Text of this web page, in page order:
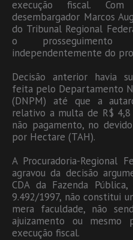
execução fiscal.
desembargador Marcos
do Tribunal Regional
o
independentemente do
Decisão anterior havia
feita pelo Departamento
(DNPM) até que a
relativo a multa de R$
não pagamento, no
por Hectare (TAH).
A Procuradoria-Regional
agravou da decisão
CDA da Fazenda
9.492/1997, não constitui
mera faculdade, não
ajuizamento ou mesmo
execução fiscal.